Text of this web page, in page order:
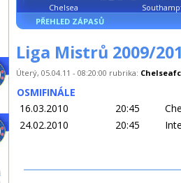
Chelsea
PŘEHLED ZÁPASŮ
Liga Mistrů 2009/
Úterý, 05.04.11 - 08:20:00 rubrika:
OSMIFINÁLE
16.03.2010
20:45
24.02.2010
20:45